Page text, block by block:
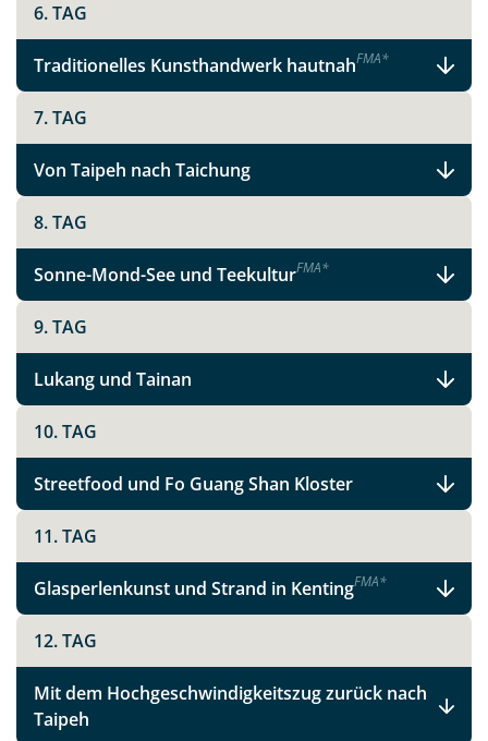
Teile diese Reise
Facebook
6. TAG
Traditionelles Kunsthandwerk hautnahFMA*
7. TAG
Von Taipeh nach Taichung
8. TAG
Sonne-Mond-See und TeekulturFMA*
9. TAG
Lukang und Tainan
10. TAG
Streetfood und Fo Guang Shan Kloster
11. TAG
Glasperlenkunst und Strand in KentingFMA*
12. TAG
Mit dem Hochgeschwindigkeitszug zurück nach
Taipeh